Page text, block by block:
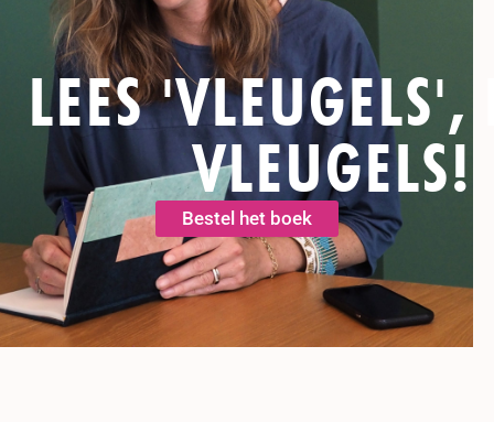
LEES 'VLEUGELS',
VLEUGELS!
Bestel het boek